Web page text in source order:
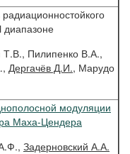
диапазоне
Т.В., Пилипенко В.А.,
Дергачёв Д.И., Марудо
модуляции
Маха-Цендера
Задерновский А.А.